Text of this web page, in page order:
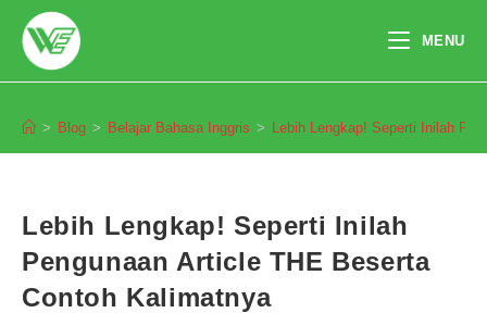
content
MENU
> Blog > Belajar Bahasa Inggris > Lebih Lengkap! Seperti Inilah
Lebih Lengkap! Seperti Inilah
Pengunaan Article THE Beserta
Contoh Kalimatnya